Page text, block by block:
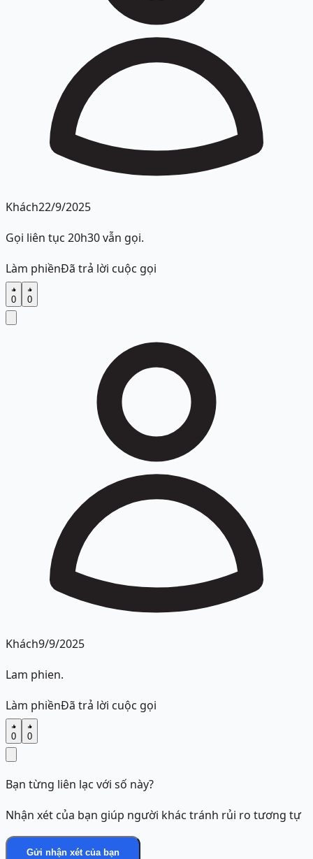
Khách22/9/2025
Gọi liên tục 20h30 vẫn gọi.
Làm phiềnĐã trả lời cuộc gọi
0 0
Khách9/9/2025
Lam phien.
Làm phiềnĐã trả lời cuộc gọi
0 0
Bạn từng liên lạc với số này?
Nhận xét của bạn giúp người khác tránh rủi ro tương tự
Gửi nhận xét của bạn